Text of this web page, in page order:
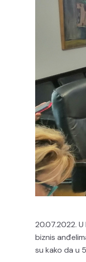
20.07.2022.
biznis
su kako da u